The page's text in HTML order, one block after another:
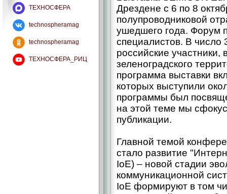
ТЕХНОСФЕРА
technospheramag
technospheramag
ТЕХНОСФЕРА_РИЦ
Дрездене с 6 по 8
полупроводниковой
ушедшего года. Форум
специалистов. В число
российские участники,
зеленоградского
программа выставки
которых выступили
программы был
на этой теме мы
публикации.
Главной темой
стало развитие
IoE) – новой стадии
коммуникационной
IoE формируют в том